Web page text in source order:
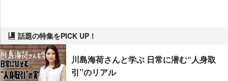
話題の特集をPICK UP！
川島海荷さんと学ぶ 日常に潜む“人身取
引”のリアル